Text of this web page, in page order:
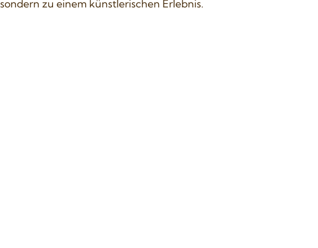
sondern zu einem künstlerischen Erlebnis.